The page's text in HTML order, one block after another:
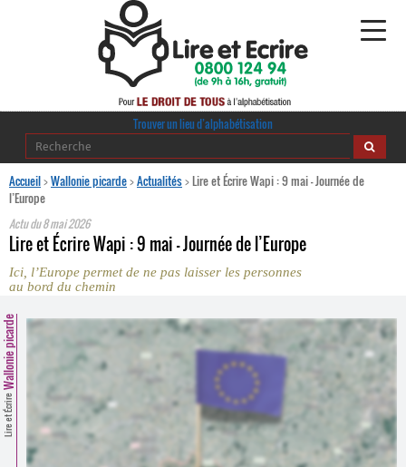
Alphabétisation
Comprendre et parler
Espace presse
Contacts
Trouver un lieu d’alphabétisation
Trouver un lieu d’alphabétisation
Accueil>Wallonie picarde>Actualités>Lire et Écrire Wapi : 9 mai – Journée de
l’Europe
Actu du8 mai 2026
Lire et Écrire Wapi : 9 mai – Journée de l’Europe
Ici, l’Europe permet de ne pas laisser les personnes
au bord du chemin
Lire et Écrire
Wallonie picarde